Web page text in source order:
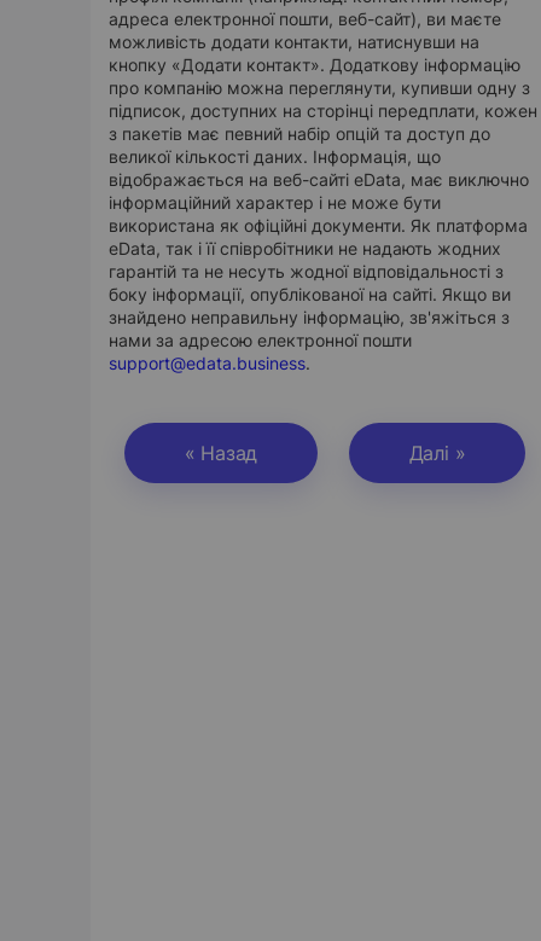
адреса електронної пошти, веб-сайт), ви маєте
можливість додати контакти, натиснувши на
кнопку «Додати контакт». Додаткову інформацію
про компанію можна переглянути, купивши одну з
підписок, доступних на сторінці передплати, кожен
з пакетів має певний набір опцій та доступ до
великої кількості даних. Інформація, що
відображається на веб-сайті eData, має виключно
інформаційний характер і не може бути
використана як офіційні документи. Як платформа
eData, так і її співробітники не надають жодних
гарантій та не несуть жодної відповідальності з
боку інформації, опублікованої на сайті. Якщо ви
знайдено неправильну інформацію, зв'яжіться з
нами за адресою електронної пошти
support@edata.business.
« Назад Далі »